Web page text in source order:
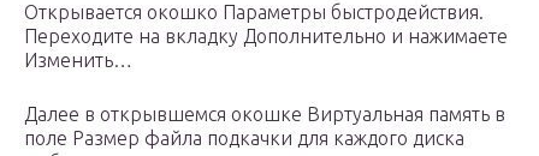
Открывается окошко Параметры быстродействия.
Переходите на вкладку Дополнительно и нажимаете
Изменить…
Далее в открывшемся окошке Виртуальная память в
поле Размер файла подкачки для каждого диска